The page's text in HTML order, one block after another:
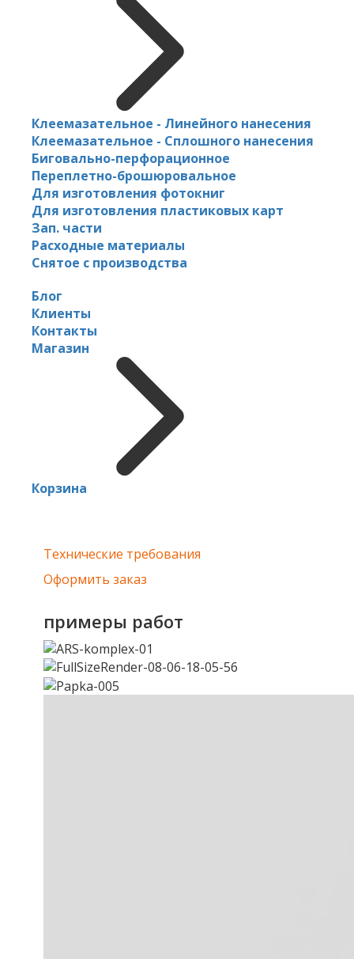
Клеемазательное - Линейного нанесения
Клеемазательное - Сплошного нанесения
Биговально-перфорационное
Переплетно-брошюровальное
Для изготовления фотокниг
Для изготовления пластиковых карт
Зап. части
Расходные материалы
Снятое с производства
Блог
Клиенты
Контакты
Магазин
Корзина
Технические требования
Оформить заказ
примеры работ